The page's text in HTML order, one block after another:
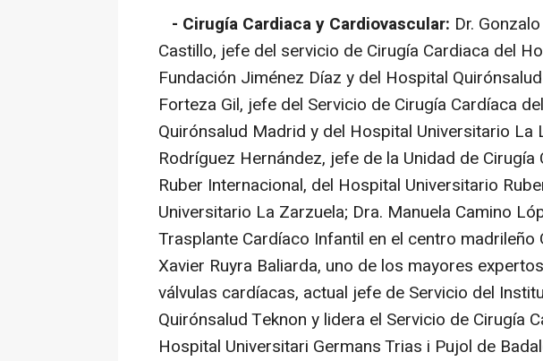
- Cirugía Cardiaca y Cardiovascular: Dr.
Castillo, jefe del servicio de Cirugía Cardiaca del
Fundación Jiménez Díaz y del Hospital
Forteza Gil, jefe del Servicio de Cirugía Cardíaca
Quirónsalud Madrid y del Hospital Universitario La
Rodríguez Hernández, jefe de la Unidad de
Ruber Internacional, del Hospital Universitario
Universitario La Zarzuela; Dra. Manuela Camino
Trasplante Cardíaco Infantil en el centro madrileño
Xavier Ruyra Baliarda, uno de los mayores
válvulas cardíacas, actual jefe de Servicio del
Quirónsalud Teknon y lidera el Servicio de Cirugía
Hospital Universitari Germans Trias i Pujol de